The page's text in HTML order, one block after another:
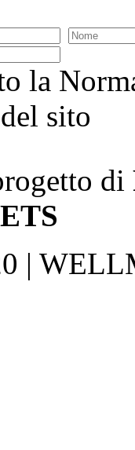
la
sito
di
|